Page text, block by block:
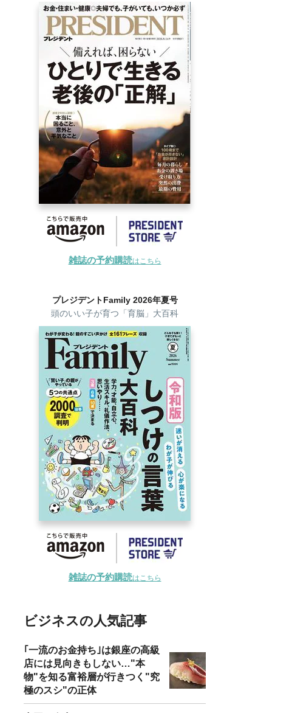
雑誌の予約購読はこちら
プレジデントFamily 2026年夏号
頭のいい子が育つ「育脳」大百科
雑誌の予約購読はこちら
ビジネスの人気記事
｢一流のお金持ち｣は銀座の高級
店には見向きもしない…"本
物"を知る富裕層が行きつく"究
極のスシ"の正体